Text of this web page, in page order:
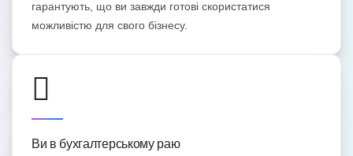
гарантують, що ви завжди готові скористатися
можливістю для свого бізнесу.
Ви в бухгалтерському раю